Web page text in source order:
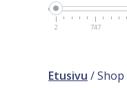
2 747
Etusivu / Shop